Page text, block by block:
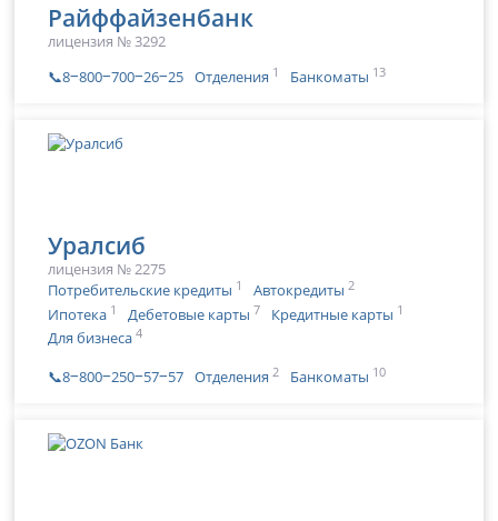
Райффайзенбанк
лицензия № 3292
📞8‒800‒700‒26‒25 Отделения 1 Банкоматы 13
Уралсиб
лицензия № 2275
Потребительские кредиты 1 Автокредиты 2
Ипотека 1 Дебетовые карты 7 Кредитные карты 1
Для бизнеса 4
📞8‒800‒250‒57‒57 Отделения 2 Банкоматы 10